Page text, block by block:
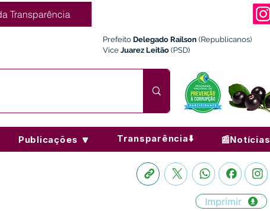
Transparência
Prefeito Delegado Railson (Republicanos)
Vice Juarez Leitão (PSD)
Publicações 🔽 Transparência⬇️ 📰Notícias
Imprimir